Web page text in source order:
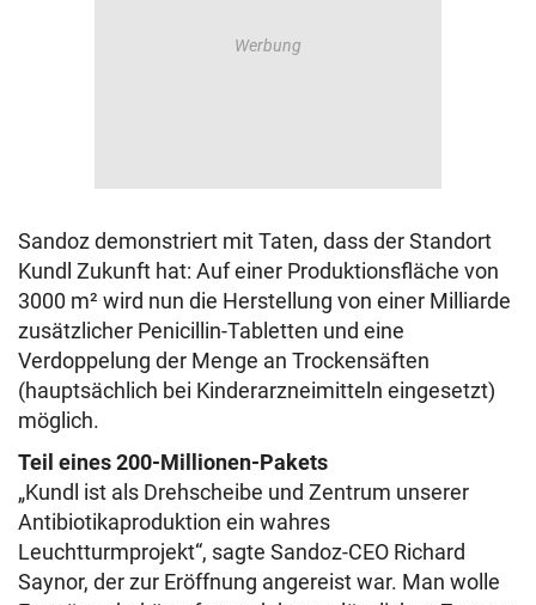
Sandoz demonstriert mit Taten, dass der Standort
Kundl Zukunft hat: Auf einer Produktionsfläche von
3000 m² wird nun die Herstellung von einer Milliarde
zusätzlicher Penicillin-Tabletten und eine
Verdoppelung der Menge an Trockensäften
(hauptsächlich bei Kinderarzneimitteln eingesetzt)
möglich.
Teil eines 200-Millionen-Pakets
„Kundl ist als Drehscheibe und Zentrum unserer
Antibiotikaproduktion ein wahres
Leuchtturmprojekt“, sagte Sandoz-CEO Richard
Saynor, der zur Eröffnung angereist war. Man wolle